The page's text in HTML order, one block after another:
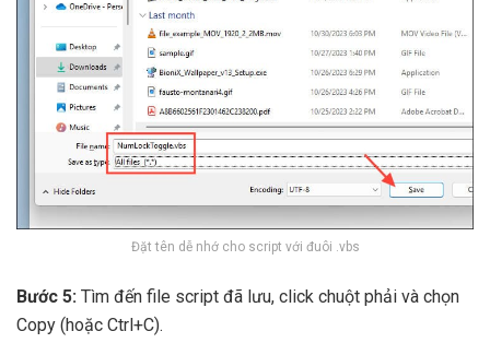
Đặt tên dễ nhớ cho script với đuôi .vbs
Bước 5: Tìm đến file script đã lưu, click chuột phải và chọn
Copy (hoặc Ctrl+C).